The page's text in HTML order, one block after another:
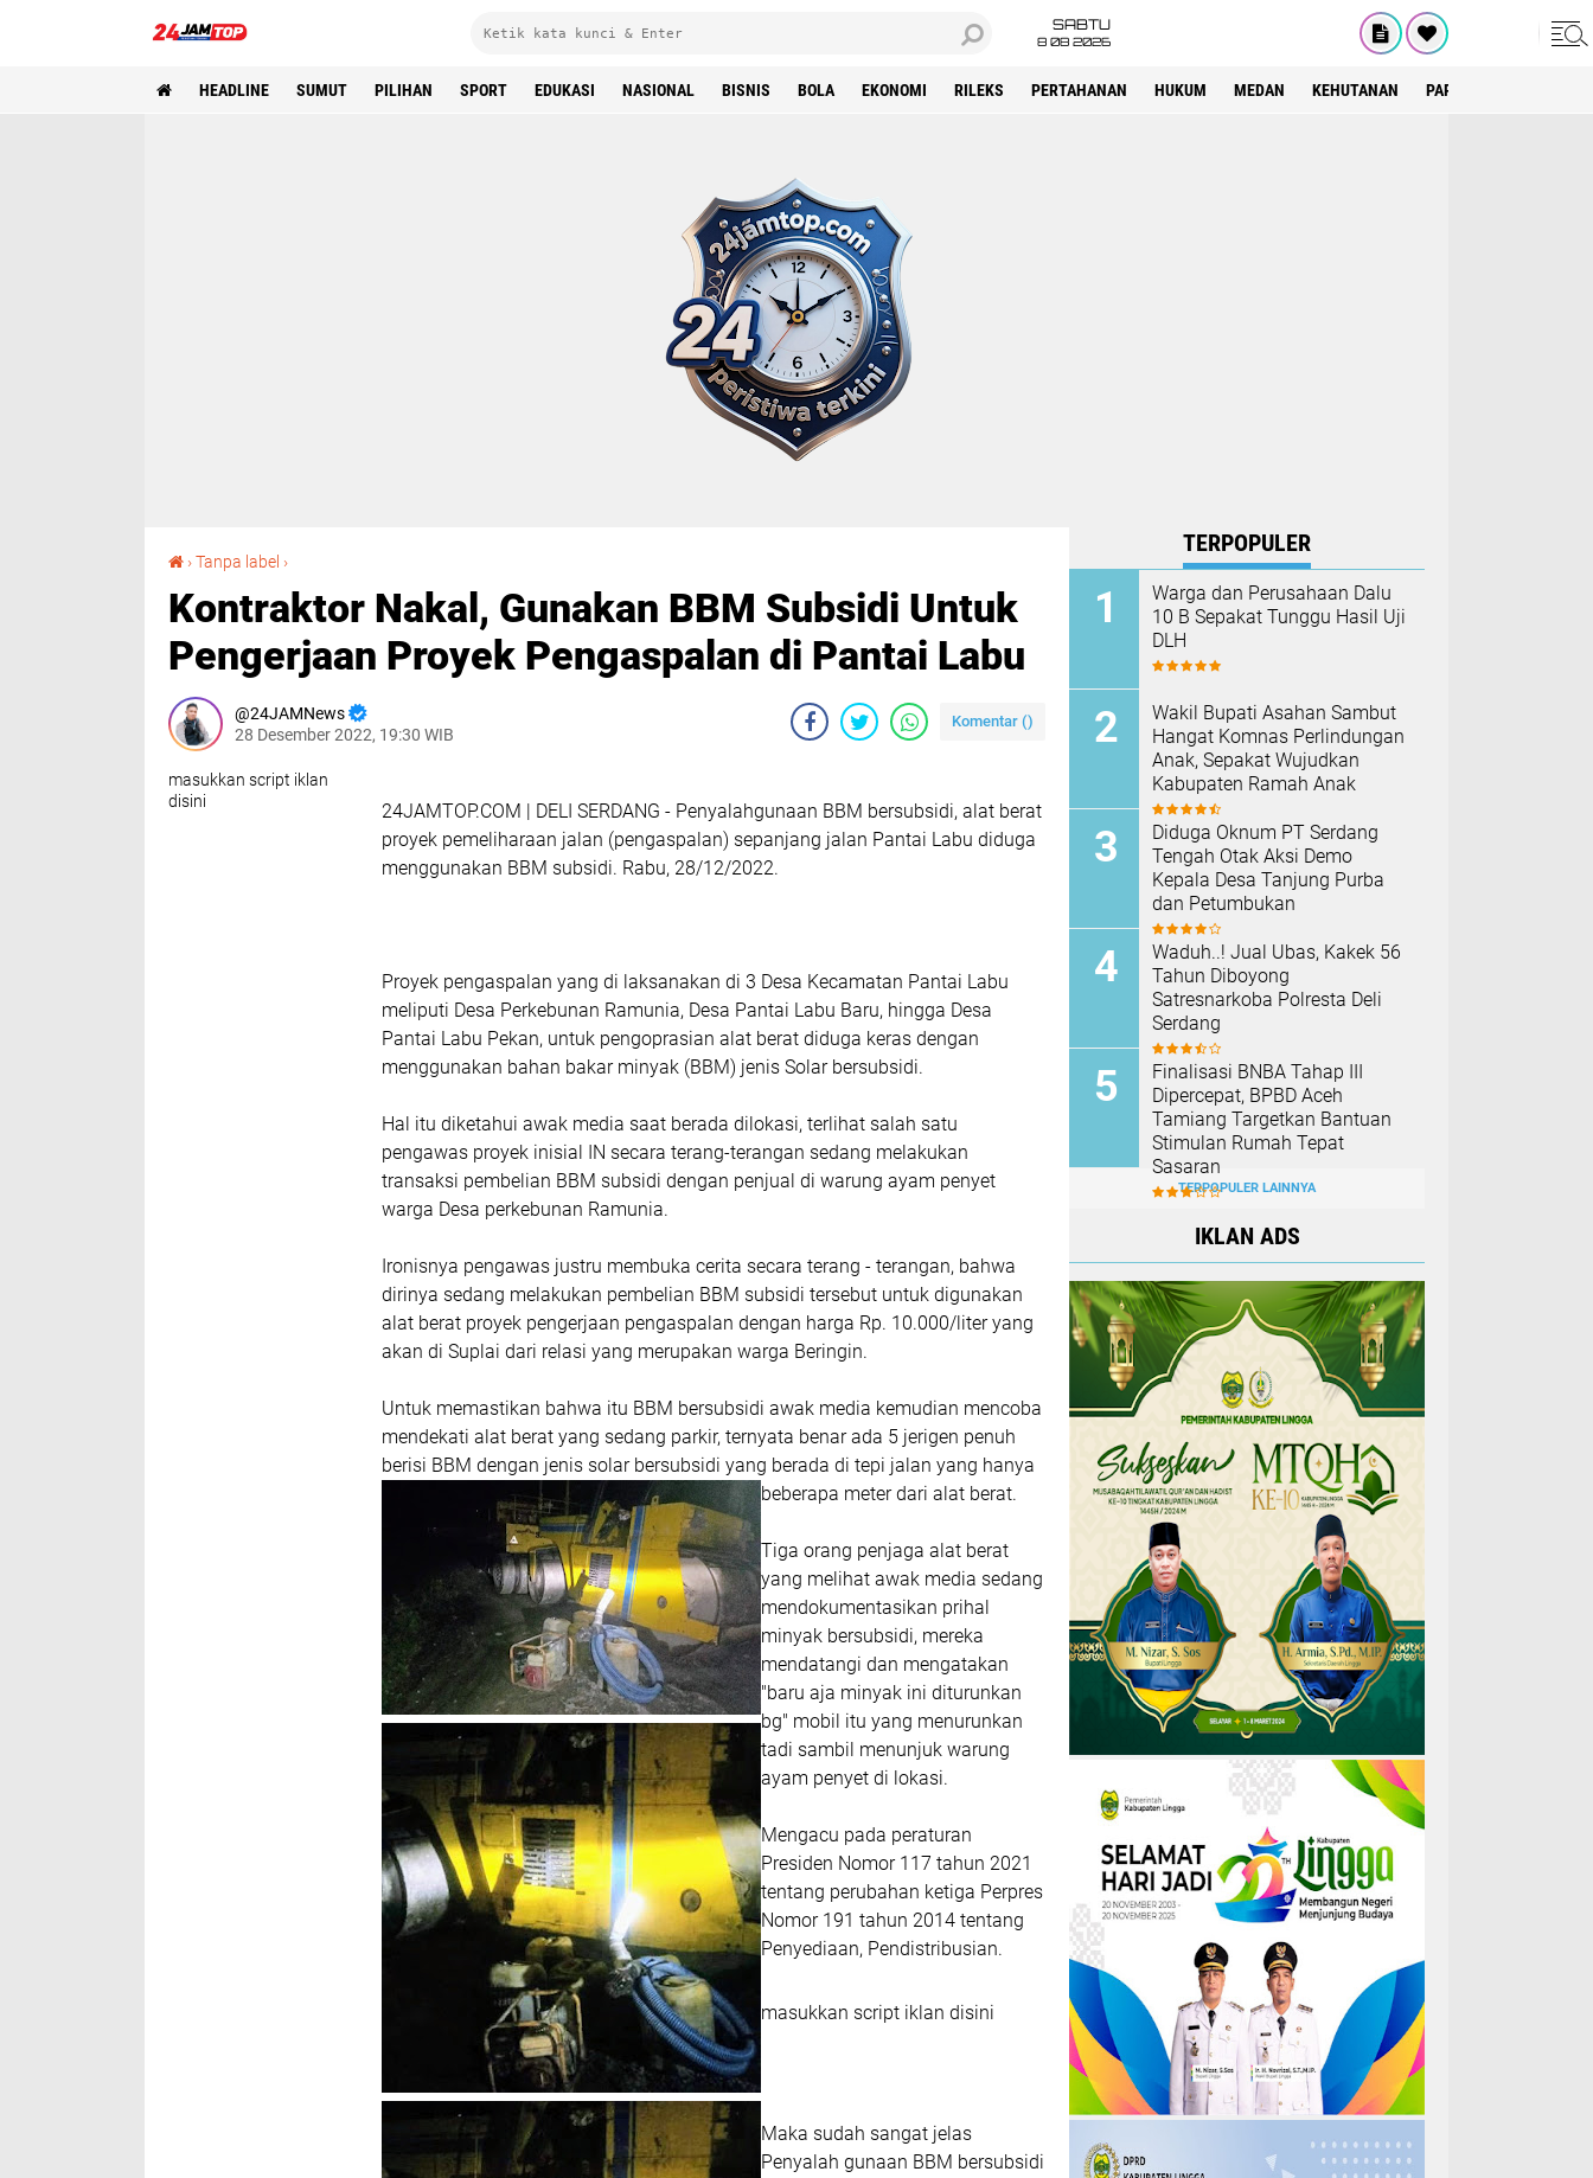
SABTU
8 08 2026
HEADLINE SUMUT PILIHAN SPORT EDUKASI NASIONAL BISNIS BOLA EKONOMI RILEKS PERTAHANAN HUKUM MEDAN KEHUTANAN PARIWISATA
›Tanpa label ›
Kontraktor Nakal, Gunakan BBM Subsidi Untuk
Pengerjaan Proyek Pengaspalan di Pantai Labu
24JAMNews
28 Desember 2022, 19:30 WIB
Komentar ()
masukkan script iklan
disini
24JAMTOP.COM | DELI SERDANG - Penyalahgunaan BBM bersubsidi, alat berat
proyek pemeliharaan jalan (pengaspalan) sepanjang jalan Pantai Labu diduga
menggunakan BBM subsidi. Rabu, 28/12/2022.
Proyek pengaspalan yang di laksanakan di 3 Desa Kecamatan Pantai Labu
meliputi Desa Perkebunan Ramunia, Desa Pantai Labu Baru, hingga Desa
Pantai Labu Pekan, untuk pengoprasian alat berat diduga keras dengan
menggunakan bahan bakar minyak (BBM) jenis Solar bersubsidi.
Hal itu diketahui awak media saat berada dilokasi, terlihat salah satu
pengawas proyek inisial IN secara terang-terangan sedang melakukan
transaksi pembelian BBM subsidi dengan penjual di warung ayam penyet
warga Desa perkebunan Ramunia.
Ironisnya pengawas justru membuka cerita secara terang - terangan, bahwa
dirinya sedang melakukan pembelian BBM subsidi tersebut untuk digunakan
alat berat proyek pengerjaan pengaspalan dengan harga Rp. 10.000/liter yang
akan di Suplai dari relasi yang merupakan warga Beringin.
Untuk memastikan bahwa itu BBM bersubsidi awak media kemudian mencoba
mendekati alat berat yang sedang parkir, ternyata benar ada 5 jerigen penuh
berisi BBM dengan jenis solar bersubsidi yang berada di tepi jalan yang hanya
beberapa meter dari alat berat.
Tiga orang penjaga alat berat
yang melihat awak media sedang
mendokumentasikan prihal
minyak bersubsidi, mereka
mendatangi dan mengatakan
"baru aja minyak ini diturunkan
bg" mobil itu yang menurunkan
tadi sambil menunjuk warung
ayam penyet di lokasi.
Mengacu pada peraturan
Presiden Nomor 117 tahun 2021
tentang perubahan ketiga Perpres
Nomor 191 tahun 2014 tentang
Penyediaan, Pendistribusian.
masukkan script iklan disini
Maka sudah sangat jelas
Penyalah gunaan BBM bersubsidi
TERPOPULER
Warga dan Perusahaan Dalu
10 B Sepakat Tunggu Hasil Uji
DLH
Wakil Bupati Asahan Sambut
Hangat Komnas Perlindungan
Anak, Sepakat Wujudkan
Kabupaten Ramah Anak
Diduga Oknum PT Serdang
Tengah Otak Aksi Demo
Kepala Desa Tanjung Purba
dan Petumbukan
Waduh..! Jual Ubas, Kakek 56
Tahun Diboyong
Satresnarkoba Polresta Deli
Serdang
Finalisasi BNBA Tahap III
Dipercepat, BPBD Aceh
Tamiang Targetkan Bantuan
Stimulan Rumah Tepat
Sasaran
TERPOPULER LAINNYA
IKLAN ADS